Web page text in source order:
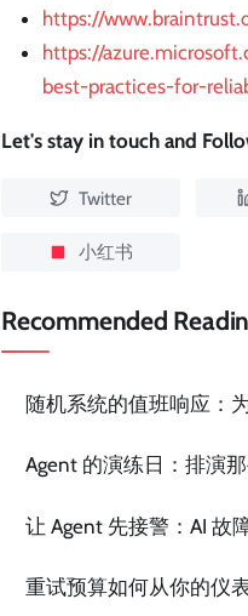
https://
https://
best-practices-for-
Let's stay in touch and
Twitter
小红书
Recommended
随机系统的值班响应：
Agent 的演练日：排演
让 Agent 先接警：AI 故
重试预算如何从你的仪